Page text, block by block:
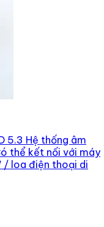
5.3 Hệ thống âm
thể kết nối với máy
/ loa điện thoại di